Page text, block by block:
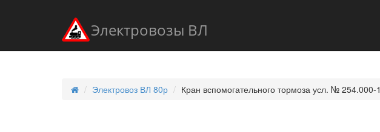
Электровозы ВЛ
Электровоз ВЛ 80р Кран вспомогательного тормоза усл. № 254.000-1